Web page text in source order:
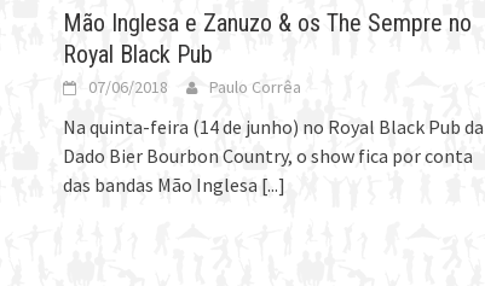
Mão Inglesa e Zanuzo & os The Sempre no
Royal Black Pub
07/06/2018 Paulo Corrêa
Na quinta-feira (14 de junho) no Royal Black Pub da
Dado Bier Bourbon Country, o show fica por conta
das bandas Mão Inglesa [...]